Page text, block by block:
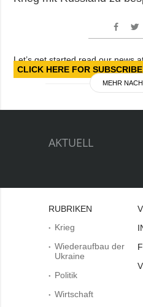
Let’s get started read our news
CLICK HERE FOR SUBSCRIBE
MEHR
AKTUELL
RUBRIKEN
Krieg
Wiederaufbau der
Ukraine
Politik
Wirtschaft